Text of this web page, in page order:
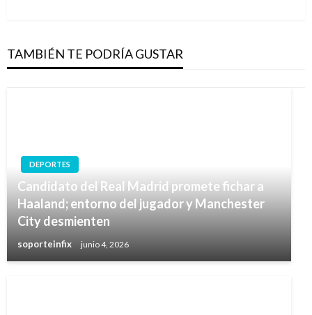
TAMBIÉN TE PODRÍA GUSTAR
DEPORTES
Candidato del Real Madrid promete fichar a
Haaland; entorno del jugador y Manchester
City desmienten
soporteinfix junio 4, 2026